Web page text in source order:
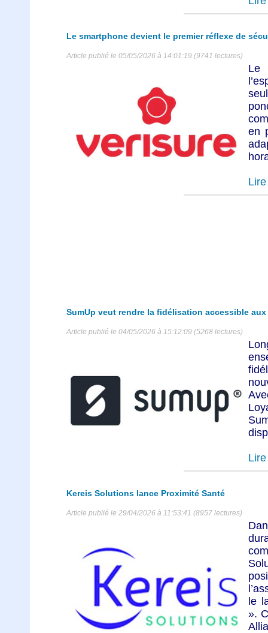
Le smartphone devient le premier réflexe de
Article publié le 05/05/2026 à 14:01:19 (9741 lectures)
Le
en
SumUp veut rendre la fidélisation accessible
Article publié le 04/05/2026 à 15:12:09 (5268 lectures)
Kereis Solutions lance Proximité Santé
Article publié le 29/04/2026 à 11:53:41 (8957 lectures)
le
».